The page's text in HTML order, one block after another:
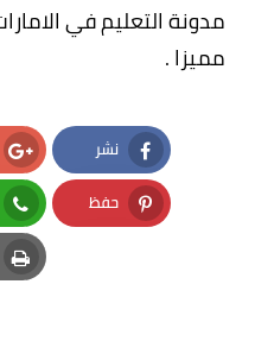
مدونة التعليم في
مميزا .
نشر
Facebook
حفظ
Pinterest